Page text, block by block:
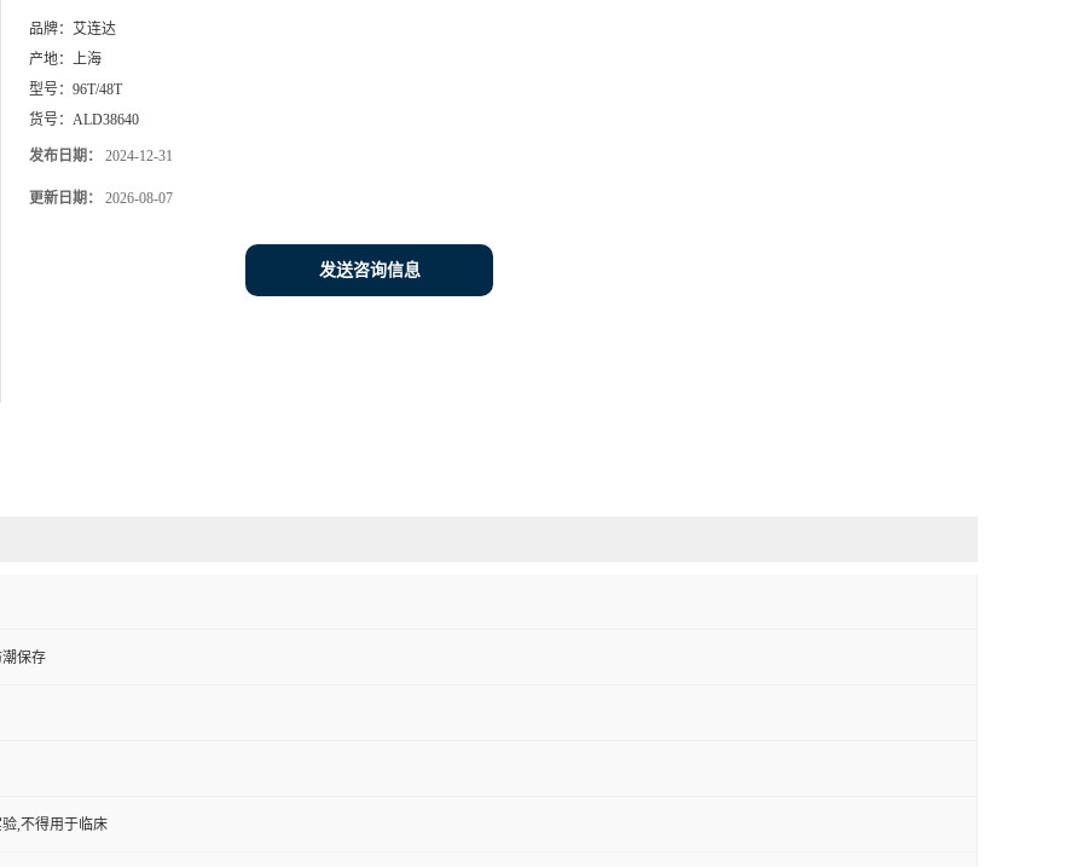
品牌： 艾连达
产地： 上海
型号： 96T/48T
货号： ALD38640
发布日期： 2024-12-31
更新日期： 2026-08-07
发送咨询信息
保存
,不得用于临床